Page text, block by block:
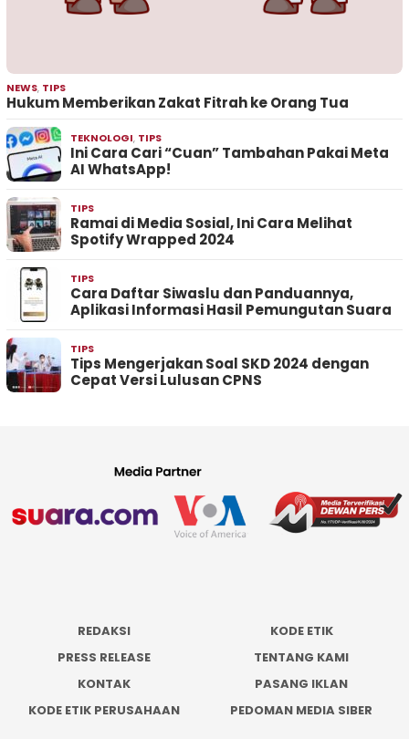
NEWS, TIPS
Hukum Memberikan Zakat Fitrah ke Orang Tua
TEKNOLOGI, TIPS
Ini Cara Cari “Cuan” Tambahan Pakai Meta
AI WhatsApp!
TIPS
Ramai di Media Sosial, Ini Cara Melihat
Spotify Wrapped 2024
TIPS
Cara Daftar Siwaslu dan Panduannya,
Aplikasi Informasi Hasil Pemungutan Suara
TIPS
Tips Mengerjakan Soal SKD 2024 dengan
Cepat Versi Lulusan CPNS
REDAKSI
KODE ETIK
PRESS RELEASE
TENTANG KAMI
KONTAK
PASANG IKLAN
KODE ETIK PERUSAHAAN
PEDOMAN MEDIA SIBER